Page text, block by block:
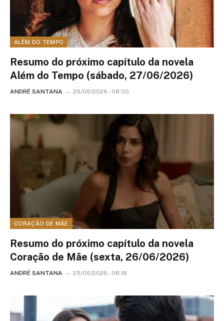
ALÉM DO TEMPO
Resumo do próximo capítulo da novela
Além do Tempo (sábado, 27/06/2026)
ANDRÉ SANTANA 26/06/2026 - 08:00
CORAÇÃO DE MÃE
Resumo do próximo capítulo da novela
Coração de Mãe (sexta, 26/06/2026)
ANDRÉ SANTANA 25/06/2026 - 08:18